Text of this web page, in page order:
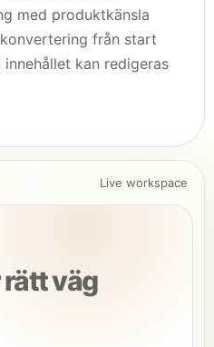
med produktkänsla
från start
kan redigeras
Live workspace
väg